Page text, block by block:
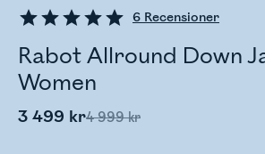
6 Recensioner
Rabot Allround Down
Women
3 499 kr4 999 kr